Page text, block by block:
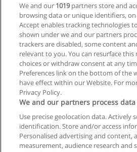
Regras de uso
Privacidade de
We and our 1019partners store and
browsing data or unique identifiers, on
Accept enables tracking technologies
shown under we and our partners
trackers are disabled, some content
relevant to you. You can resurface
choices or withdraw consent at any
Preferences link on the bottom of the
have effect within our Website. For
Privacy Policy.
We and our partners process
Use precise geolocation data. Actively
identification. Store and/or access
Personalised advertising and content,
measurement, audience research and